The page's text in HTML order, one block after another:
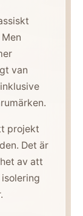
van
projekt
Det är
av att